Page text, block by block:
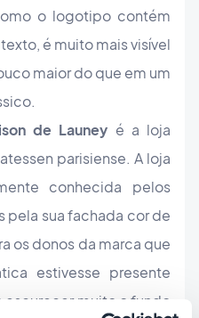
o logotipo contém
é muito mais visível
maior do que em um
de Launey é a loja
parisiense. A loja
conhecida pelos
pela sua fachada cor de
os donos da marca que
estivesse presente
escurecer muito o fundo